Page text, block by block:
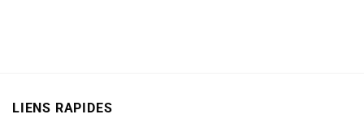
LIENS RAPIDES